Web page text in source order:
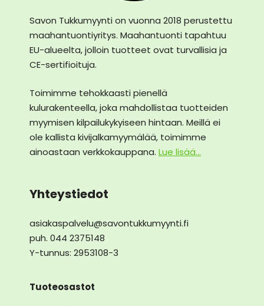
Savon Tukkumyynti on vuonna 2018 perustettu
maahantuontiyritys. Maahantuonti tapahtuu
EU-alueelta, jolloin tuotteet ovat turvallisia ja
CE-sertifioituja.
Toimimme tehokkaasti pienellä
kulurakenteella, joka mahdollistaa tuotteiden
myymisen kilpailukykyiseen hintaan. Meillä ei
ole kallista kivijalkamyymälää, toimimme
ainoastaan verkkokauppana. Lue lisää...
Yhteystiedot
asiakaspalvelu@savontukkumyynti.fi
puh. 044 2375148
Y-tunnus: 2953108-3
Tuoteosastot